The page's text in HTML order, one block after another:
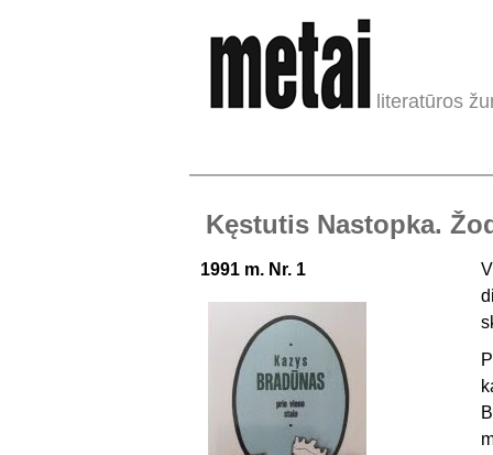
literatūros
Kęstutis Nastopka.
1991 m. Nr. 1